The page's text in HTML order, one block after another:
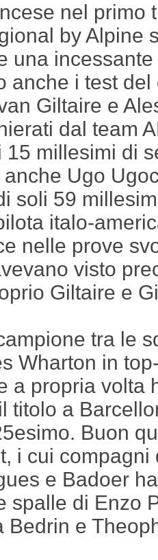
nel primo
by Alpine
una
anche i test del
Giltaire e
dal team
15 millesimi di
Ugo
soli 59
italo-
nelle prove
visto
Giltaire e
tra le
Wharton in
a propria volta
titolo a
Buon
i cui compagni
e Badoer
spalle di Enzo
Bedrin e